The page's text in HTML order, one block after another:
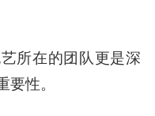
所在的团队更是深
性。